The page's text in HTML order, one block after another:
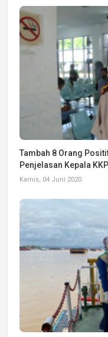
Tambah 8 Orang
Penjelasan Kepala
Kamis, 04 Juni 2020